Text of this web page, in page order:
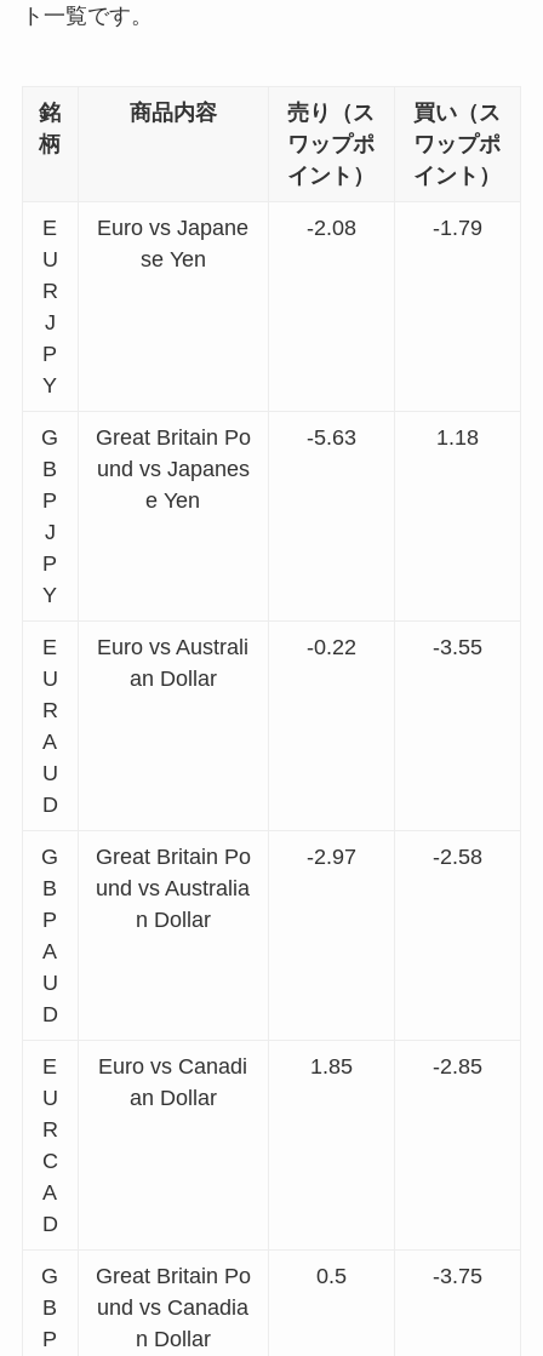
ト一覧です。
銘
柄
商品内容
売り（ス
ワップポ
イント）
買い（ス
ワップポ
イント）
E
U
R
J
P
Y
Euro vs Japane
se Yen
-2.08 -1.79
G
B
P
J
P
Y
Great Britain Po
und vs Japanes
e Yen
-5.63 1.18
E
U
R
A
U
D
Euro vs Australi
an Dollar
-0.22 -3.55
G
B
P
A
U
D
Great Britain Po
und vs Australia
n Dollar
-2.97 -2.58
E
U
R
C
A
D
Euro vs Canadi
an Dollar
1.85 -2.85
G
B
P
Great Britain Po
und vs Canadia
n Dollar
0.5 -3.75